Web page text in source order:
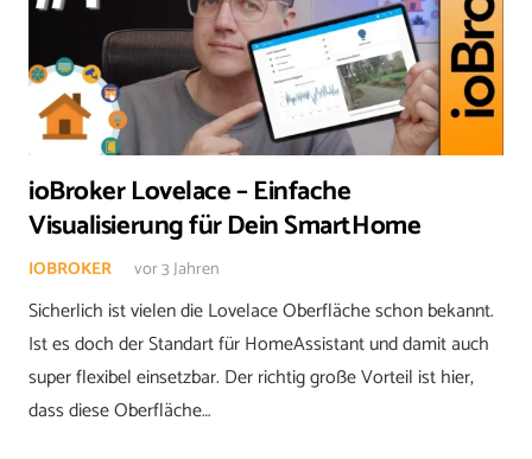
ioBroker Lovelace – Einfache
Visualisierung für Dein SmartHome
IOBROKER vor 3 Jahren
Sicherlich ist vielen die Lovelace Oberfläche schon bekannt.
Ist es doch der Standart für HomeAssistant und damit auch
super flexibel einsetzbar. Der richtig große Vorteil ist hier,
dass diese Oberfläche…